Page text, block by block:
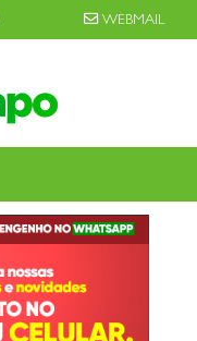
WEBMAIL